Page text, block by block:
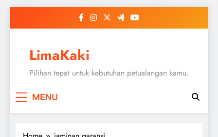
LimaKaki
Pilihan tepat untuk kebutuhan petualangan kamu.
MENU